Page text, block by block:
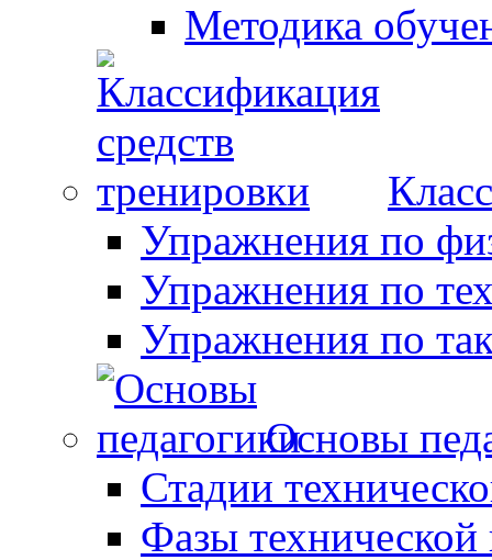
Методика
Упражнения по
Упражнения по
Упражнения по
Основы
Стадии
Фазы технической